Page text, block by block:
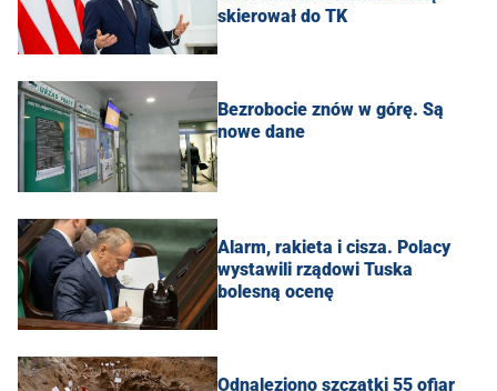
skierował do TK
Bezrobocie znów w górę. Są
nowe dane
Alarm, rakieta i cisza. Polacy
wystawili rządowi Tuska
bolesną ocenę
Odnaleziono szczątki 55 ofiar